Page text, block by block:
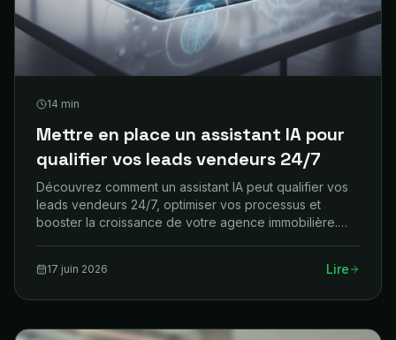
14 min
Mettre en place un assistant IA pour
qualifier vos leads vendeurs 24/7
Découvrez comment un assistant IA peut qualifier vos
leads vendeurs 24/7, optimiser vos processus et
booster la croissance de votre agence immobilière.
17 juin 2026 Lire